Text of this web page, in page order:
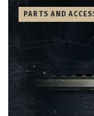
PARTS AND